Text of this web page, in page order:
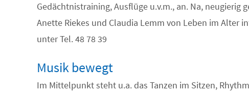
Gedächtnistraining, Ausflüge u.v.m., an. Na, neugierig
Anette Riekes und Claudia Lemm von Leben im Alter
unter Tel. 48 78 39
Musik bewegt
Im Mittelpunkt steht u.a. das Tanzen im Sitzen,